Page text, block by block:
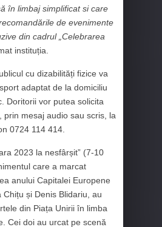
în limbaj simplificat si care
de evenimente
din cadrul „Celebrarea
instituția.
cu dizabilități fizice va
adaptat de la domiciliu
Doritorii vor putea solicita
prin mesaj audio sau scris, la
0724 114 414.
2023 la nesfârșit” (7-10
care a marcat
anului Capitalei Europene
Chițu și Denis Blidariu, au
din Piața Unirii în limba
Cei doi au urcat pe scenă